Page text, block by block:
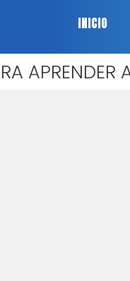
INICIO
APRENDER